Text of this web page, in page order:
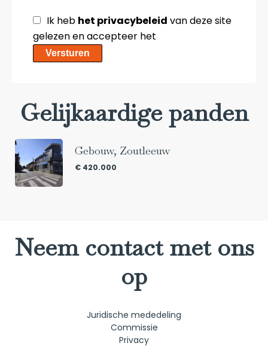
Ik heb het privacybeleid van deze site
gelezen en accepteer het
Versturen
Gelijkaardige panden
Gebouw, Zoutleeuw
€ 420.000
Neem contact met ons
op
Juridische mededeling
Commissie
Privacy